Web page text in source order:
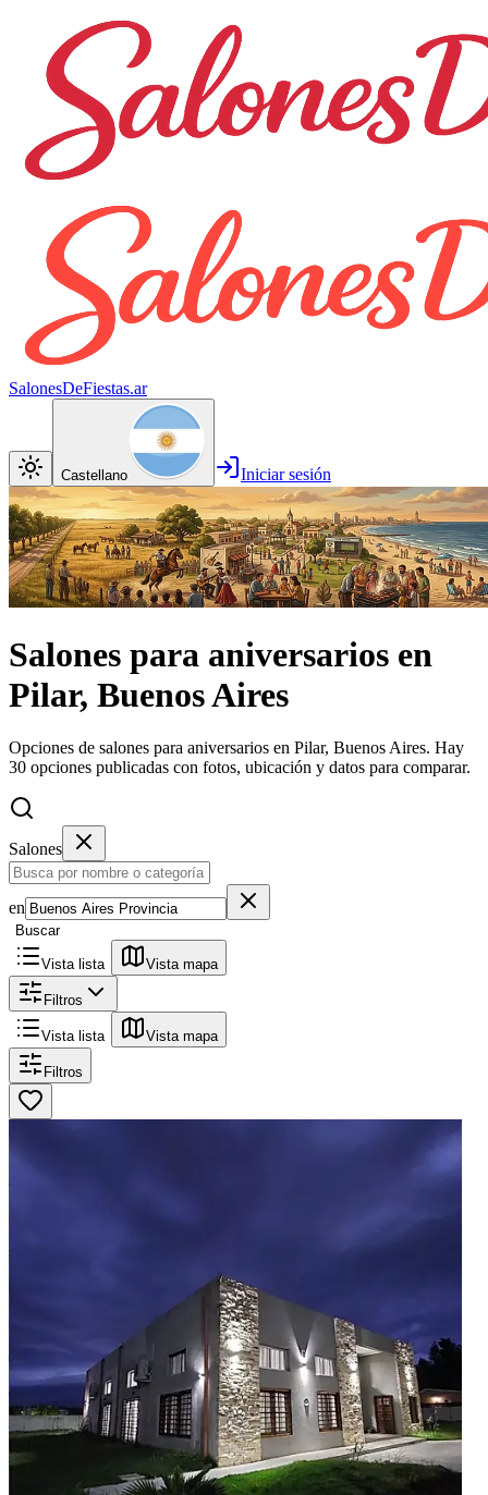
SalonesDeFiestas.ar
Castellano Iniciar sesión
Salones para aniversarios en
Pilar, Buenos Aires
Opciones de salones para aniversarios en Pilar, Buenos Aires. Hay
30 opciones publicadas con fotos, ubicación y datos para comparar.
Salones
en
Buscar
Vista lista Vista mapa
Filtros
Vista lista Vista mapa
Filtros